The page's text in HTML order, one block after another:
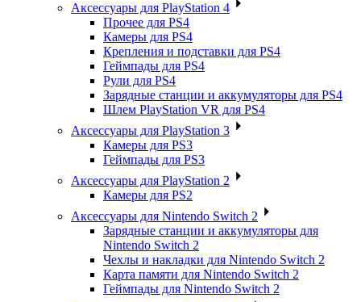
Аксессуары для PlayStation 4
Прочее для PS4
Камеры для PS4
Крепления и подставки для PS4
Геймпады для PS4
Рули для PS4
Зарядные станции и аккумуляторы для PS4
Шлем PlayStation VR для PS4
Аксессуары для PlayStation 3
Камеры для PS3
Геймпады для PS3
Аксессуары для PlayStation 2
Камеры для PS2
Аксессуары для Nintendo Switch 2
Зарядные станции и аккумуляторы для
Nintendo Switch 2
Чехлы и накладки для Nintendo Switch 2
Карта памяти для Nintendo Switch 2
Геймпады для Nintendo Switch 2